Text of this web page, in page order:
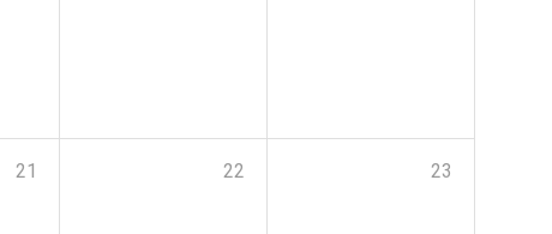
21 22 23